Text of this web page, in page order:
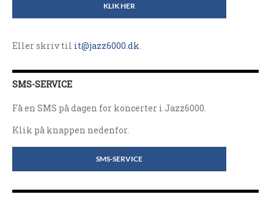
KLIK HER
Eller skriv til it@jazz6000.dk
SMS-SERVICE
Få en SMS på dagen for koncerter i Jazz6000.
Klik på knappen nedenfor.
SMS-SERVICE